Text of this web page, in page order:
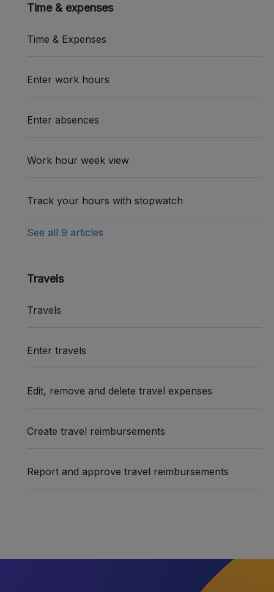
Time & expenses
Time & Expenses
Enter work hours
Enter absences
Work hour week view
Track your hours with stopwatch
See all 9 articles
Travels
Travels
Enter travels
Edit, remove and delete travel expenses
Create travel reimbursements
Report and approve travel reimbursements